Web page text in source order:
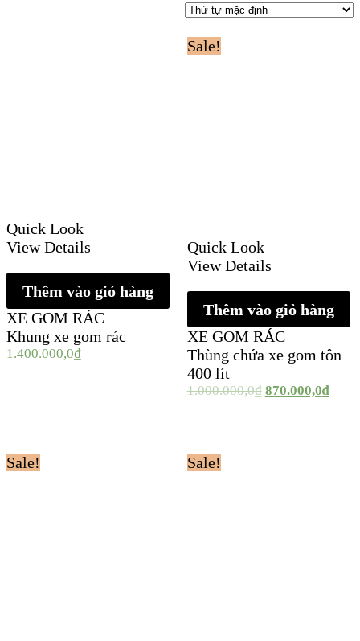
Quick Look
View Details
Thêm vào giỏ hàng
XE GOM RÁC
Khung xe gom rác
1.400.000,0₫
Sale!
Quick Look
View Details
Thêm vào giỏ hàng
XE GOM RÁC
Thùng chứa xe gom tôn
400 lít
1.000.000,0₫ 870.000,0₫
Sale! Sale!